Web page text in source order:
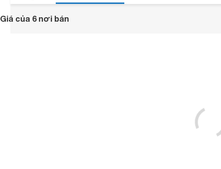
Giá của 6 nơi bán